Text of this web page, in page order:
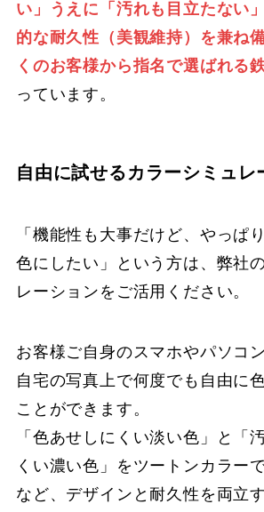
い」うえに「汚れも目立たない
的な耐久性（美観維持）を兼ね
くのお客様から指名で選ばれる
っています。
自由に試せるカラーシミュレ
「機能性も大事だけど、やっぱ
色にしたい」という方は、弊社
レーションをご活用ください。
お客様ご自身のスマホやパソコ
自宅の写真上で何度でも自由に
ことができます。
「色あせしにくい淡い色」と「
くい濃い色」をツートンカラー
など、デザインと耐久性を両立